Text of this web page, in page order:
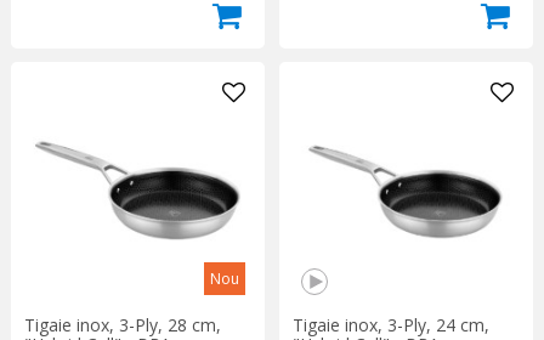
Nou
Tigaie inox, 3-Ply, 28 cm,
Tigaie inox, 3-Ply, 24 cm,